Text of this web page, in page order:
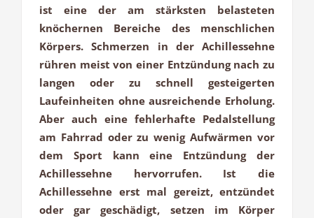
ist eine der am stärksten belasteten
knöchernen Bereiche des menschlichen
Körpers. Schmerzen in der Achillessehne
rühren meist von einer Entzündung nach zu
langen oder zu schnell gesteigerten
Laufeinheiten ohne ausreichende Erholung.
Aber auch eine fehlerhafte Pedalstellung
am Fahrrad oder zu wenig Aufwärmen vor
dem Sport kann eine Entzündung der
Achillessehne hervorrufen. Ist die
Achillessehne erst mal gereizt, entzündet
oder gar geschädigt, setzen im Körper